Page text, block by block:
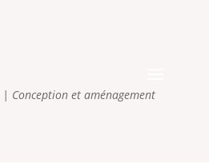
| Conception et aménagement